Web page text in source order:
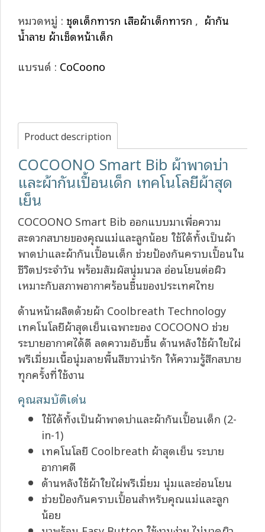
หมวดหมู่ : ชุดเด็กทารก เสื้อผ้าเด็กทารก , ผ้ากัน
น้ำลาย ผ้าเช็ดหน้าเด็ก
แบรนด์ : CoCoono
Product description
COCOONO Smart Bib ผ้าพาดบ่า
และผ้ากันเปื้อนเด็ก เทคโนโลยีผ้าสุด
เย็น
COCOONO Smart Bib ออกแบบมาเพื่อความ
สะดวกสบายของคุณแม่และลูกน้อย ใช้ได้ทั้งเป็นผ้า
พาดบ่าและผ้ากันเปื้อนเด็ก ช่วยป้องกันคราบเปื้อนใน
ชีวิตประจำวัน พร้อมสัมผัสนุ่มนวล อ่อนโยนต่อผิว
เหมาะกับสภาพอากาศร้อนชื้นของประเทศไทย
ด้านหน้าผลิตด้วยผ้า Coolbreath Technology
เทคโนโลยีผ้าสุดเย็นเฉพาะของ COCOONO ช่วย
ระบายอากาศได้ดี ลดความอับชื้น ด้านหลังใช้ผ้าใยไผ่
พรีเมี่ยมเนื้อนุ่มลายพื้นสีขาวน่ารัก ให้ความรู้สึกสบาย
ทุกครั้งที่ใช้งาน
คุณสมบัติเด่น
ใช้ได้ทั้งเป็นผ้าพาดบ่าและผ้ากันเปื้อนเด็ก (2-
in-1)
เทคโนโลยี Coolbreath ผ้าสุดเย็น ระบาย
อากาศดี
ด้านหลังใช้ผ้าใยไผ่พรีเมี่ยม นุ่มและอ่อนโยน
ช่วยป้องกันคราบเปื้อนสำหรับคุณแม่และลูก
น้อย